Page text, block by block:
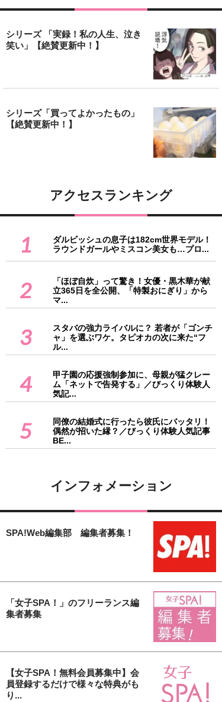
シリーズ 「実録！私の人生、泣き
笑い」【絶賛更新中！】
シリーズ「買ってよかったもの」
【絶賛更新中！】
アクセスランキング
1
ダルビッシュの息子は182cm世界モデル！
ラウンドガールやミスコン美女も…プロ...
2
「ほぼ自炊」って驚き！女優・黒木華が献
立365日を全公開、「特製おにぎり」から
マ...
3
スタバの強力ライバルに？ 若者が「ゴンチ
ャ」を選ぶワケ。タピオカの次に来た“フ
ル...
4
甲子園の応援強制参加に、母親が猛クレー
ム「ネットで告発する」／びっくり体験人
気記...
5
同僚の結婚式に行ったら彼氏にバッタリ！
偶然が招いた縁？／びっくり体験人気記事
BE...
インフォメーション
SPA!Web編集部 編集者募集！
「女子SPA！」のフリーランス編
集者募集
【女子SPA！無料会員募集中】会
員登録するだけで様々な特典がも
り...